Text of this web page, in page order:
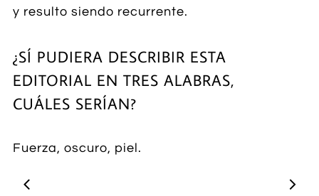
y resulto siendo recurrente.
¿SÍ PUDIERA DESCRIBIR ESTA
EDITORIAL EN TRES ALABRAS,
CUÁLES SERÍAN?
Fuerza, oscuro, piel.
 